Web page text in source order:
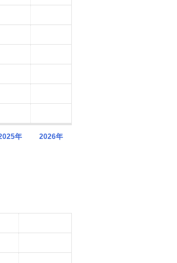
年 2026年